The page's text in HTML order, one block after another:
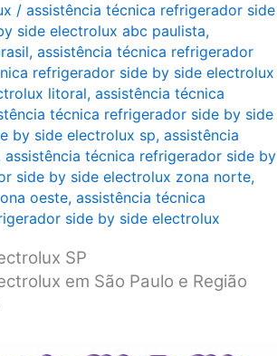
/ assistência técnica refrigerador side
side electrolux abc paulista,
, assistência técnica refrigerador
refrigerador side by side electrolux
litoral, assistência técnica
técnica refrigerador side by side
by side electrolux sp, assistência
assistência técnica refrigerador side by
side by side electrolux zona norte,
oeste, assistência técnica
side by side electrolux
SP
em São Paulo e Região